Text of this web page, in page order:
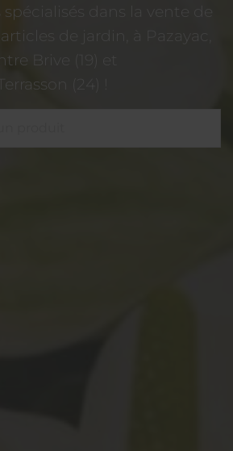
dans la vente de
de jardin, à Pazayac,
Brive (19) et
Terrasson (24) !